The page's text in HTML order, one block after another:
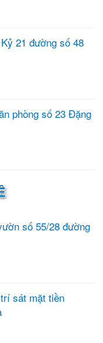
21 đường số 48
phòng số 23 Đặng
số 55/28 đường
sát mặt tiền